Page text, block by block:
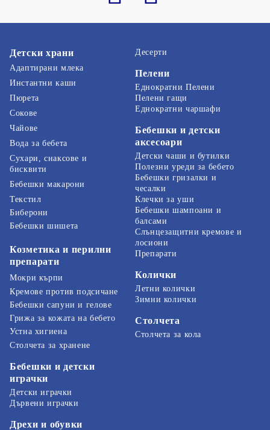
Детски храни
Адаптирани млека
Инстантни каши
Пюрета
Сокове
Чайове
Вода за бебета
Сухари, снаксове и
бисквити
Бебешки макарони
Десерти
Пелени
Еднократни Пелени
Пелени гащи
Еднократни чаршафи
Бебешки и детски
аксесоари
Детски чаши и бутилки
Полезни уреди за бебето
Бебешки гризалки и
чесалки
Текстил
Биберони
Бебешки шишета
Козметика и перилни
препарати
Мокри кърпи
Кремове против подсичане
Бебешки сапуни и гелове
Грижа за кожата на бебето
Устна хигиена
Клечки за уши
Бебешки шампоани и
балсами
Слънцезащитни кремове и
лосиони
Препарати
Колички
Летни колички
Зимни колички
Столчета
Столчета за кола
Столчета за хранене
Бебешки и детски
играчки
Детски играчки
Дървени играчки
Дрехи и обувки